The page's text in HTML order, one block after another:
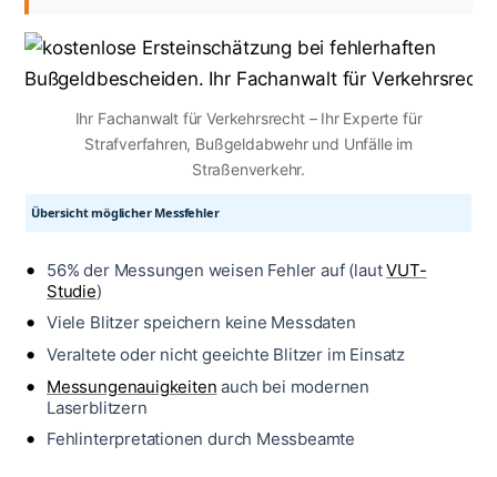
Ihr Fachanwalt für Verkehrsrecht – Ihr Experte für
Strafverfahren, Bußgeldabwehr und Unfälle im
Straßenverkehr.
Übersicht möglicher Messfehler
56% der Messungen weisen Fehler auf (lautVUT-
Studie)
Viele Blitzer speichern keine Messdaten
Veraltete oder nicht geeichte Blitzer im Einsatz
Messungenauigkeiten auch bei modernen
Laserblitzern
Fehlinterpretationen durch Messbeamte